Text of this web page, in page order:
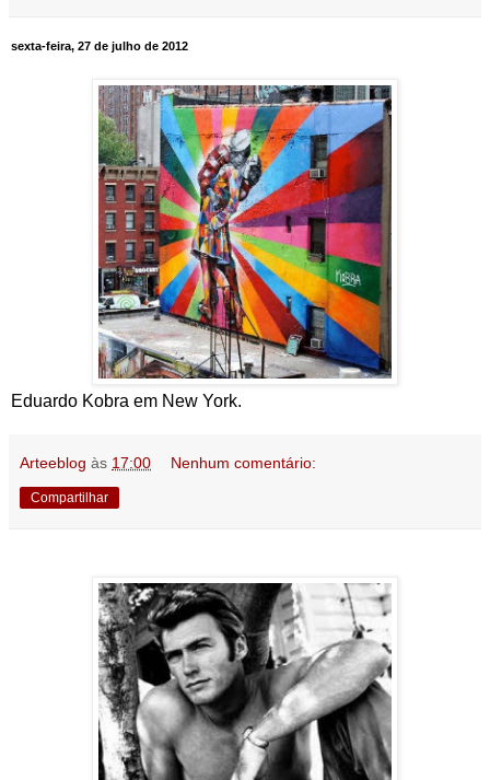
sexta-feira, 27 de julho de 2012
Eduardo Kobra em New York.
Arteeblog às 17:00 Nenhum comentário:
Compartilhar